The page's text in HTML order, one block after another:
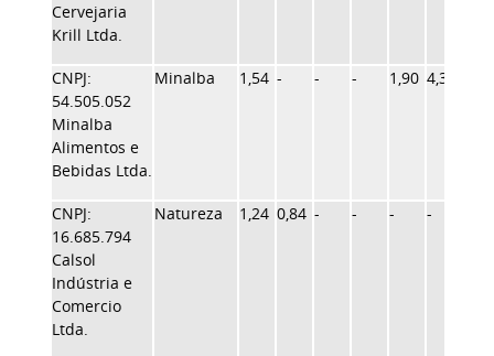
Cervejaria
Krill Ltda.
CNPJ:
54.505.052
Minalba
Alimentos e
Bebidas Ltda.
Minalba 1,54 - - - 1,90 4,38
CNPJ:
16.685.794
Calsol
Indústria e
Comercio
Ltda.
Natureza 1,24 0,84 - - - -